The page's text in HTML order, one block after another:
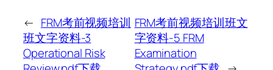
← FRM考前视频培训
班文字资料-3
Operational Risk
FRM考前视频培训班文
字资料-5 FRM
Examination